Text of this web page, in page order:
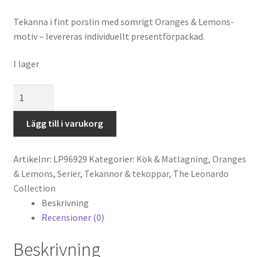
Tekanna i fint porslin med somrigt Oranges & Lemons-
motiv – levereras individuellt presentförpackad.
I lager
Lemons
Tekanna
Lägg till i varukorg
Artikelnr: LP96929 Kategorier: Kök & Matlagning, Oranges
& Lemons, Serier, Tekannor & tekoppar, The Leonardo
Collection
Beskrivning
Recensioner (0)
Beskrivning